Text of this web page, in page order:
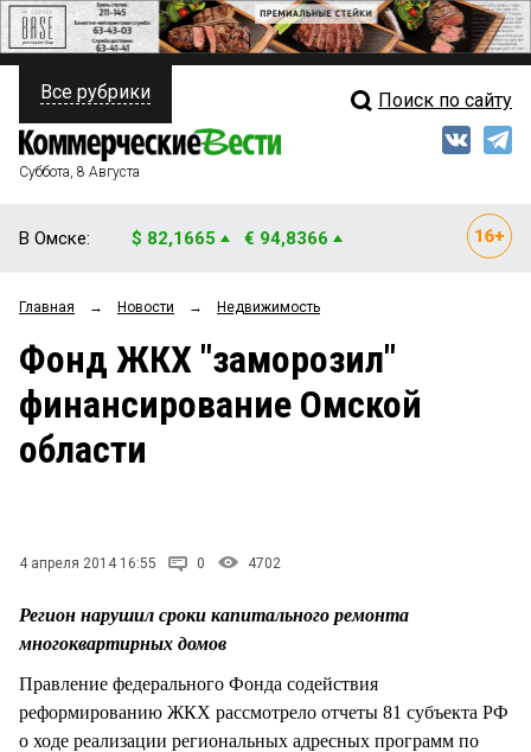
ПОЛИТИКА
ФИНАНСЫ
ОБЩЕСТВО
ЗАКОН
НОВОСТИ КОМПАНИЙ
Свежий выпуск
Мнения
Рейтинги
Блоги
Все рубрики Поиск по сайту
Суббота, 8 Августа
В Омске: $ 82,1665 € 94,8366
Главная → Новости → Недвижимость
Фонд ЖКХ "заморозил"
финансирование Омской
области
4 апреля 2014 16:55 0 4702
Регион нарушил сроки капитального ремонта
многоквартирных домов
Правление федерального Фонда содействия
реформированию ЖКХ рассмотрело отчеты 81 субъекта РФ
о ходе реализации региональных адресных программ по